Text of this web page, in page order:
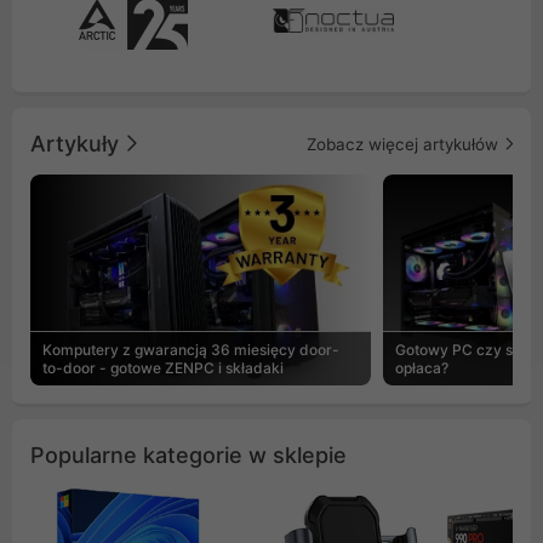
Artykuły Zobacz więcej artykułów
Komputery z gwarancją 36 miesięcy door-
to-door - gotowe ZENPC i składaki
Gotowy PC czy
opłaca?
Popularne kategorie w sklepie